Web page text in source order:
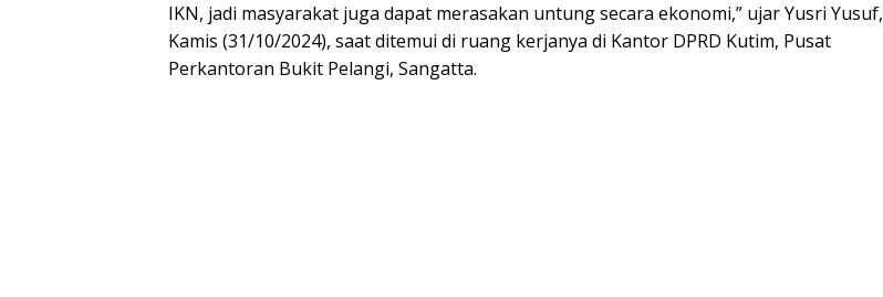
IKN, jadi masyarakat juga dapat merasakan untung secara ekonomi,” ujar Yusri Yusuf,
Kamis (31/10/2024), saat ditemui di ruang kerjanya di Kantor DPRD Kutim, Pusat
Perkantoran Bukit Pelangi, Sangatta.